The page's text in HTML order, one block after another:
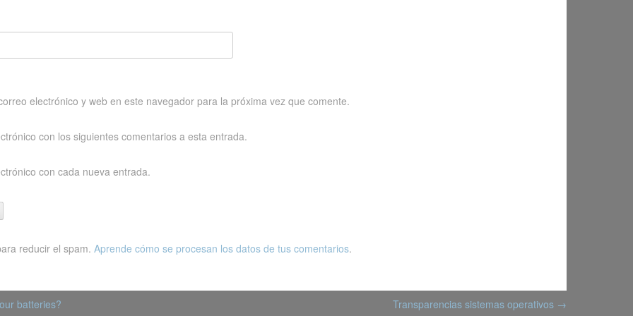
electrónico y web en este navegador para la próxima vez que comente.
con los siguientes comentarios a esta entrada.
con cada nueva entrada.
reducir el spam. Aprende cómo se procesan los datos de tus comentarios.
batteries? Transparencias sistemas operativos →